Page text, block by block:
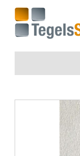
inhoud
Vloertegels
Wandtegels